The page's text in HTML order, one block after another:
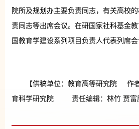
院所及规划办主要负责同志，有关高校
责同志等出席会议。在研国家社科基金
国教育学建设系列项目负责人代表列席会
【供稿单位：教育高等研究院 作
育科学研究院 责任编辑：林竹 贾富